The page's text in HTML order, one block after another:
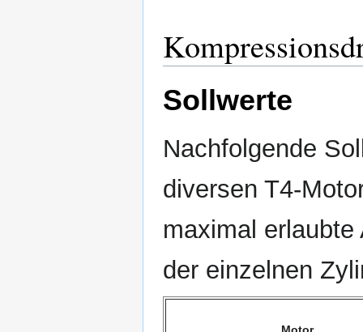
Sollwerte
Nachfolgende
diversen T4-
maximal
der einzelnen